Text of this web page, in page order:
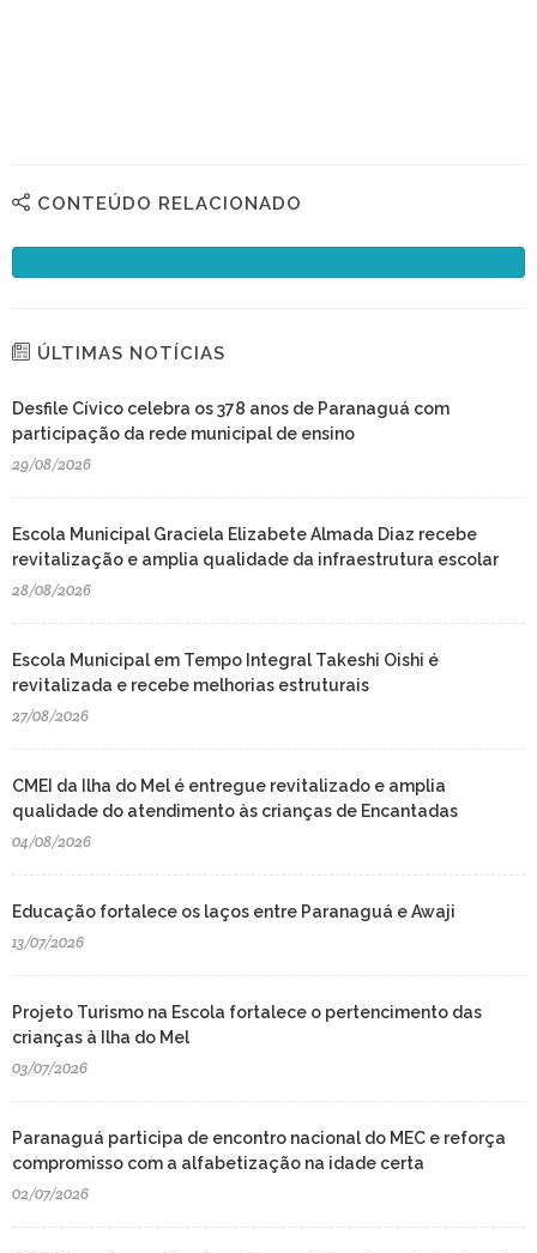
CONTEÚDO RELACIONADO
ÚLTIMAS NOTÍCIAS
Desfile Cívico celebra os 378 anos de Paranaguá com
participação da rede municipal de ensino
29/08/2026
Escola Municipal Graciela Elizabete Almada Diaz recebe
revitalização e amplia qualidade da infraestrutura escolar
28/08/2026
Escola Municipal em Tempo Integral Takeshi Oishi é
revitalizada e recebe melhorias estruturais
27/08/2026
CMEI da Ilha do Mel é entregue revitalizado e amplia
qualidade do atendimento às crianças de Encantadas
04/08/2026
Educação fortalece os laços entre Paranaguá e Awaji
13/07/2026
Projeto Turismo na Escola fortalece o pertencimento das
crianças à Ilha do Mel
03/07/2026
Paranaguá participa de encontro nacional do MEC e reforça
compromisso com a alfabetização na idade certa
02/07/2026